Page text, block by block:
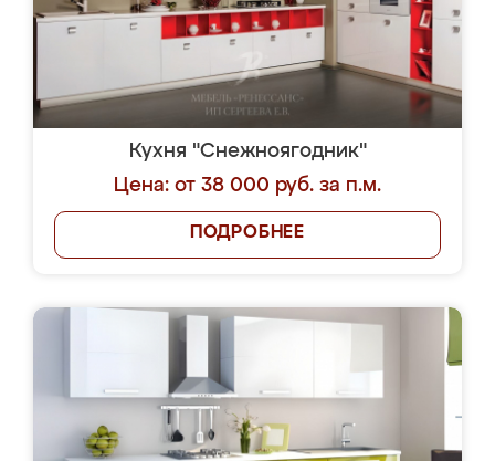
Кухня "Снежноягодник"
Цена: от 38 000 руб. за п.м.
ПОДРОБНЕЕ